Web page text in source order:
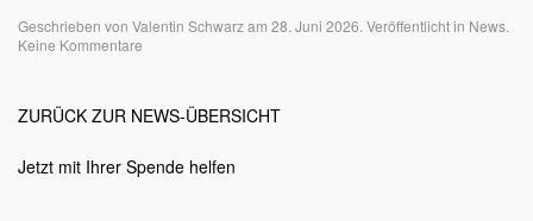
Geschrieben von Valentin Schwarzam 28. Juni 2026. Veröffentlicht in News.
Keine Kommentare
–
Flügel“
am
ZURÜCK ZUR NEWS-ÜBERSICHT
Jetzt mit Ihrer Spende helfen